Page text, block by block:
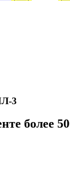
3
более